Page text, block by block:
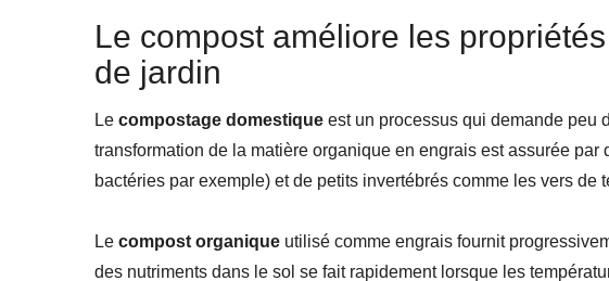
Le compost améliore les
de jardin
Le compostage domestique est un processus qui demande peu
transformation de la matière organique en engrais est assurée
bactéries par exemple) et de petits invertébrés comme les vers de
Le compost organique utilisé comme engrais fournit
des nutriments dans le sol se fait rapidement lorsque les